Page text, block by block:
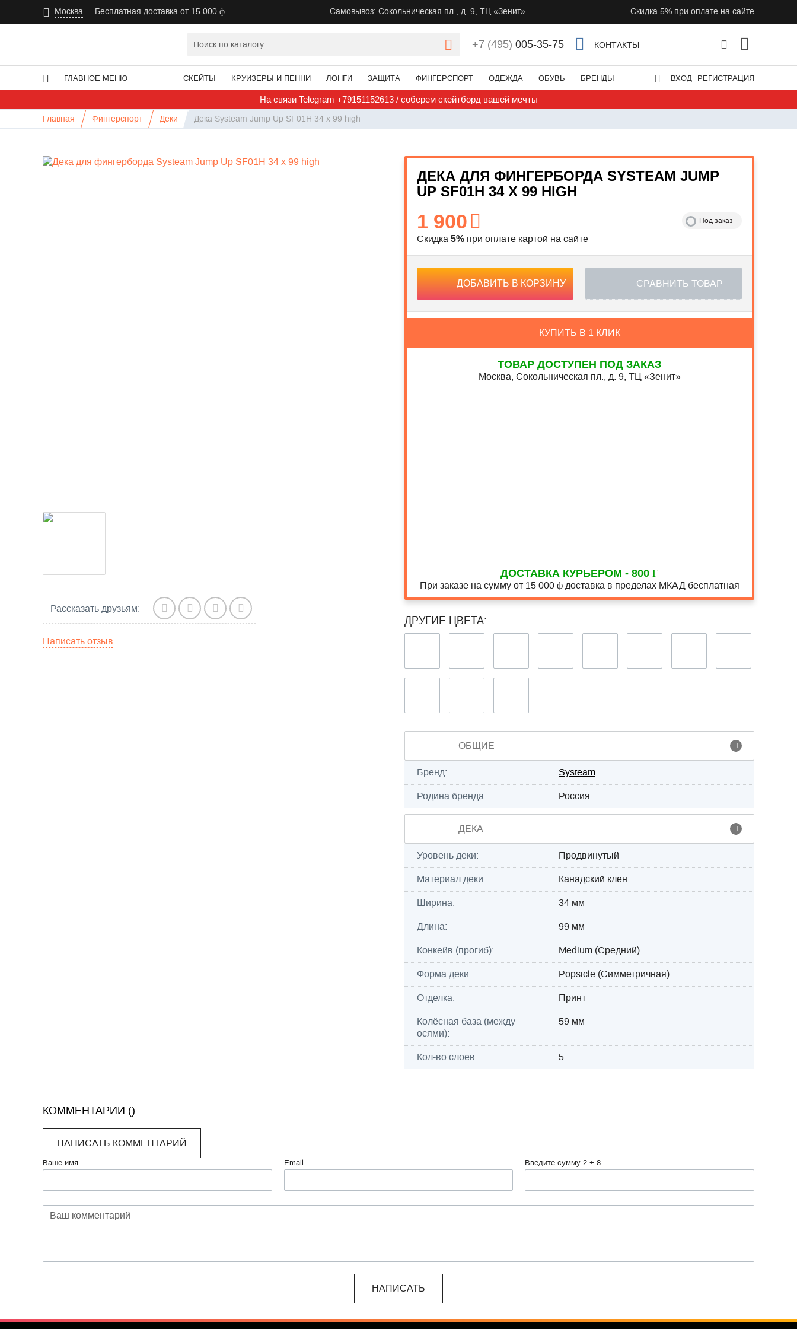
Москва Бесплатная доставка от 15 000 Самовывоз: Сокольническая пл., д. 9, ТЦ «Зенит» Скидка 5% при оплате на сайте
+7 (495) 005-35-75 КОНТАКТЫ
ГЛАВНОЕ МЕНЮ СКЕЙТЫ КРУИЗЕРЫ И ПЕННИ ЛОНГИ ЗАЩИТА ФИНГЕРСПОРТ ОДЕЖДА ОБУВЬ БРЕНДЫ ВХОД РЕГИСТРАЦИЯ
На связи Telegram +79151152613 / соберем скейтборд вашей мечты
Главная Фингерспорт Деки Дека Systeam Jump Up SF01H 34 x 99 high
Рассказать друзьям:
Написать отзыв
ДЕКА ДЛЯ ФИНГЕРБОРДА SYSTEAM JUMP
UP SF01H 34 X 99 HIGH
1 900 Под заказ
Скидка 5% при оплате картой на сайте
ДОБАВИТЬ В КОРЗИНУ СРАВНИТЬ ТОВАР
КУПИТЬ В 1 КЛИК
ТОВАР ДОСТУПЕН ПОД ЗАКАЗ
Москва, Сокольническая пл., д. 9, ТЦ «Зенит»
ДОСТАВКА КУРЬЕРОМ - 800
При заказе на сумму от 15 000 доставка в пределах МКАД бесплатная
ДРУГИЕ ЦВЕТА:
ОБЩИЕ
Бренд:
Systeam
Родина бренда:
Россия
ДЕКА
Уровень деки:
Продвинутый
Материал деки:
Канадский клён
Ширина:
34 мм
Длина:
99 мм
Конкейв (прогиб):
Medium (Средний)
Форма деки:
Popsicle (Симметричная)
Отделка:
Принт
Колёсная база (между
осями):
59 мм
Кол-во слоев: 5
КОММЕНТАРИИ ()
НАПИСАТЬ КОММЕНТАРИЙ
Ваше имя Email Введите сумму 2 + 8